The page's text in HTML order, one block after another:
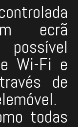
ecrã
Wi-Fi e
de
todas